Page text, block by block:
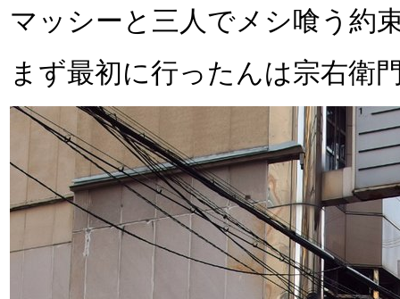
マッシーと三人でメシ喰う約
まず最初に行ったんは宗右